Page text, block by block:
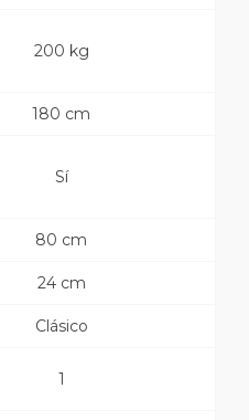
200 kg
180 cm
Sí
80 cm
24 cm
Clásico
1